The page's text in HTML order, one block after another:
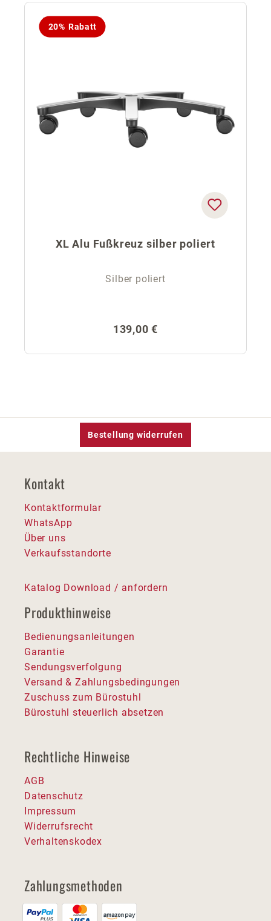
20% Rabatt
XL Alu Fußkreuz silber poliert
Silber poliert
Regulärer Preis:
139,00 €
Bestellung widerrufen
Kontakt
Kontaktformular
WhatsApp
Über uns
Verkaufsstandorte
Katalog Download / anfordern
Produkthinweise
Bedienungsanleitungen
Garantie
Sendungsverfolgung
Versand & Zahlungsbedingungen
Zuschuss zum Bürostuhl
Bürostuhl steuerlich absetzen
Rechtliche Hinweise
AGB
Datenschutz
Impressum
Widerrufsrecht
Verhaltenskodex
Zahlungsmethoden